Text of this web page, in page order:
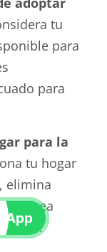
tu
para
para
para la
tu hogar
elimina
un área
perro.